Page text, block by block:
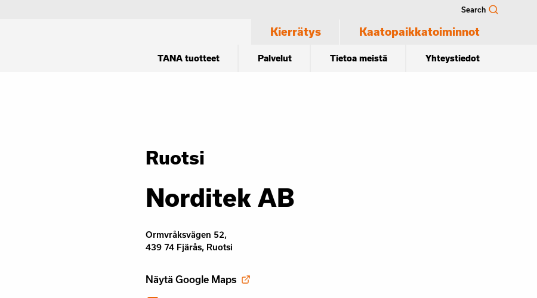
Search
Kierrätys Kaatopaikkatoiminnot
TANA tuotteet Palvelut Tietoa meistä Yhteystiedot
Ruotsi
Norditek AB
Ormvråksvägen 52,
439 74 Fjärås, Ruotsi
Näytä Google Maps